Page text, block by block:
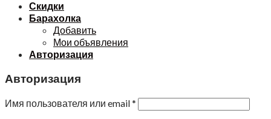
Скидки
Барахолка
Добавить
Мои объявления
Авторизация
Авторизация
Имя пользователя или email*